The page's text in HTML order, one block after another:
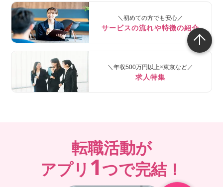
＼初めての方でも安心／
サービスの流れや特徴の紹介
＼年収500万円以上×東京など／
求人特集
転職活動が
アプリ 1つで完結！